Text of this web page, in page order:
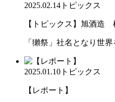
2025.02.14 トピックス
【トピックス】旭酒
「獺祭」社名となり世
2025.01.10 トピックス
【レポート】